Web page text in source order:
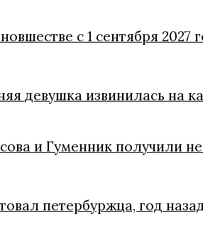
с 1 сентября
девушка извинилась на
и Гуменник получили
петербуржца, год